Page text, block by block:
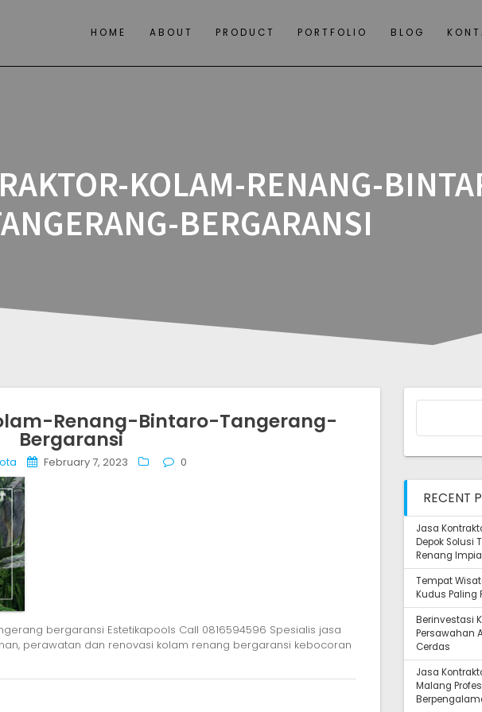
HOME ABOUT PRODUCT PORTFOLIO BLOG
KOLAM-RENANG-
BERGARANSI
Renang-Bintaro-Tangerang-
Bergaransi
February 7, 2023 0
bergaransi Estetikapools Call 0816594596 Spesialis jasa
perawatan dan renovasi kolam renang bergaransi kebocoran
Search
RECENT
Jasa
Depok Solusi
Renang
Tempat
Kudus Paling
Berinvestasi
Persawahan
Cerdas
Jasa
Malang